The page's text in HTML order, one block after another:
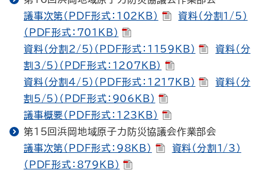
議事次第（PDF形式：102KB）
資料（分割1/5）
（PDF形式：701KB）
資料（分割2/5）（PDF形式：1159KB）
資料（分
割3/5）（PDF形式：1207KB）
資料（分割4/5）（PDF形式：1217KB）
資料（分
割5/5）（PDF形式：906KB）
議事概要（PDF形式：123KB）
第15回浜岡地域原子力防災協議会作業部会
議事次第（PDF形式：98KB）
資料（分割1/3）
（PDF形式：879KB）